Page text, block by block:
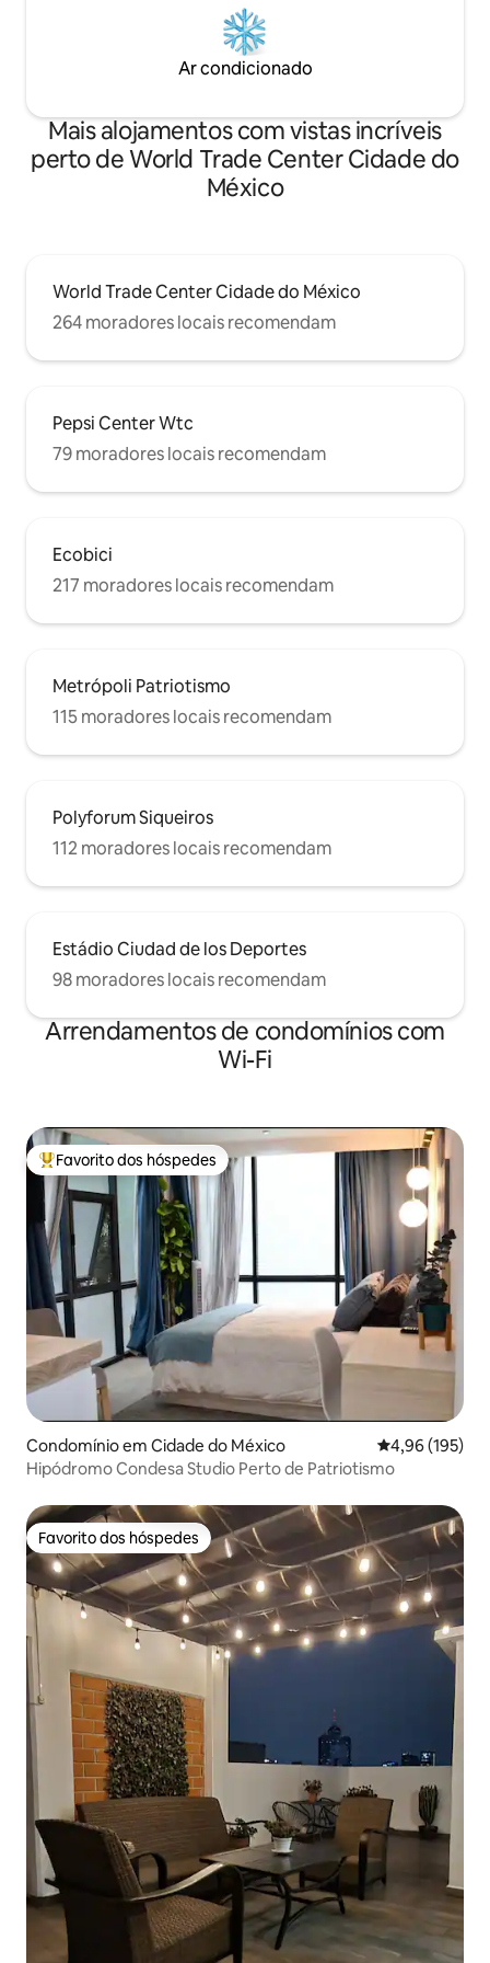
Ar condicionado
Mais alojamentos com vistas incríveis
perto de World Trade Center Cidade do
México
World Trade Center Cidade do México
264 moradores locais recomendam
Pepsi Center Wtc
79 moradores locais recomendam
Ecobici
217 moradores locais recomendam
Metrópoli Patriotismo
115 moradores locais recomendam
Polyforum Siqueiros
112 moradores locais recomendam
Estádio Ciudad de los Deportes
98 moradores locais recomendam
Arrendamentos de condomínios com
Wi-Fi
Favoritos dos hóspedes mais apreciados
Favorito dos hóspedes
Condomínio em Cidade do México Classificação
4,96 (195)
Hipódromo Condesa Studio Perto de Patriotismo
Favorito dos hóspedes
Favorito dos hóspedes